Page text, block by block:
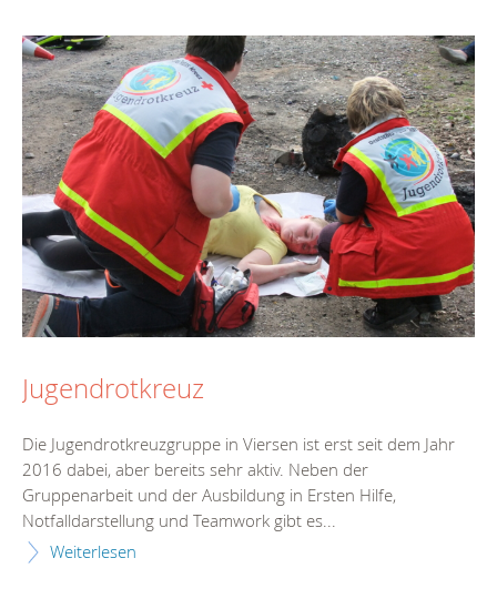
Jugendrotkreuz
Die Jugendrotkreuzgruppe in Viersen ist erst seit dem Jahr
2016 dabei, aber bereits sehr aktiv. Neben der
Gruppenarbeit und der Ausbildung in Ersten Hilfe,
Notfalldarstellung und Teamwork gibt es...
Weiterlesen